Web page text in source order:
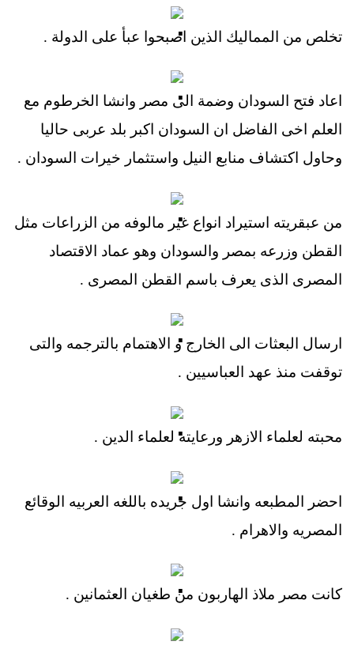
تخلص من المماليك الذين اصبحوا عبأ على الدولة .
اعاد فتح السودان وضمة الى مصر وانشا الخرطوم مع
العلم اخى الفاضل ان السودان اكبر بلد عربى حاليا
وحاول اكتشاف منابع النيل واستثمار خيرات السودان .
من عبقريته استيراد انواع غير مالوفه من الزراعات مثل
القطن وزرعه بمصر والسودان وهو عماد الاقتصاد
المصرى الذى يعرف باسم القطن المصرى .
ارسال البعثات الى الخارج و الاهتمام بالترجمه والتى
توقفت منذ عهد العباسيين .
محبته لعلماء الازهر ورعايته لعلماء الدين .
احضر المطبعه وانشا اول جريده باللغه العربيه الوقائع
المصريه والاهرام .
كانت مصر ملاذ الهاربون من طغيان العثمانين .